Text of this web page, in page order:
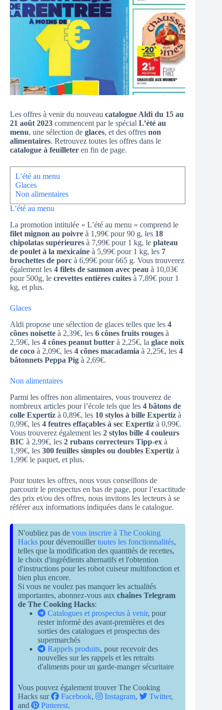
Les offres à venir du nouveau catalogue Aldi du 15 au
21 août 2023 commencent par le spécial L’été au
menu, une sélection de glaces, et des offres non
alimentaires. Retrouvez toutes les offres dans le
catalogue à feuilleter en fin de page.
L’été au menu
Glaces
Non alimentaires
L’été au menu
La promotion intitulée « L’été au menu » comprend le
filet mignon au poivre à 1,99€ pour 90 g, les 18
chipolatas supérieures à 7,99€ pour 1 kg, le plateau
de poulet à la mexicaine à 5,99€ pour 1 kg, les 7
brochettes de porc à 6,99€ pour 665 g. Vous trouverez
également les 4 filets de saumon avec peau à 10,03€
pour 500g, le crevettes entières cuites à 7,89€ pour 1
kg, et plus.
Glaces
Aldi propose une sélection de glaces telles que les 4
cônes noisette à 2,39€, les 6 cônes fruits rouges à
2,59€, les 4 cônes peanut butter à 2,25€, la glace noix
de coco à 2,09€, les 4 cônes macadamia à 2,25€, les 4
bâtonnets Peppa Pig à 2,69€.
Non alimentaires
Parmi les offres non alimentaires, vous trouverez de
nombreux articles pour l’école tels que les 4 bâtons de
colle Expertiz à 0,89€, les 10 stylos à bille Expertiz à
0,99€, les 4 feutres effaçables à sec Expertiz à 0,99€.
Vous trouverez également les 2 stylos bille 4 couleurs
BIC à 2,99€, les 2 rubans correcteurs Tipp-ex à
1,99€, les 300 feuilles simples ou doubles Expertiz à
1,99€ le paquet, et plus.
Pour toutes les offres, nous vous conseillons de
parcourir le prospectus en bas de page, pour l’exactitude
des prix et/ou des offres, nous invitons les lecteurs à se
référer aux informations indiquées dans le catalogue.
N'oubliez pas de vous inscrire à The Cooking
Hacks pour déverrouillertoutes les fonctionnalités,
telles que la modification des quantités de recettes,
le choix d'ingrédients alternatifs et l'obtention
d'instructions pour les robot cuiseur multifonction et
bien plus encore.
Si vous ne voulez pas manquer les actualités
importantes, abonnez-vous aux chaînes Telegram
de The Cooking Hacks:
Catalogues et prospectus à venir, pour
rester informé des avant-premières et des
sorties des catalogues et prospectus des
supermarchés
Rappels produits, pour recevoir des
nouvelles sur les rappels et les retraits
d'aliments pour un garde-manger sécuritaire
Vous pouvez également trouver The Cooking
Hacks sur
Facebook, Instagram, Twitter,
and
Pinterest.